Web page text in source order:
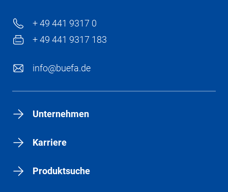
+ 49 441 9317 0
+ 49 441 9317 183
info@buefa.de
Unternehmen
Karriere
Produktsuche